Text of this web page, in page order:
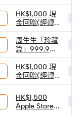
數快)
HK$1,000 現
金回贈(經轉
數快)
周生生「珍藏
篇」999.9黃
金小馬 (1克) ×
2件 (限量100
件)
HK$1,000 現
金回贈(經轉
數快)
HK$1,500
Apple Store